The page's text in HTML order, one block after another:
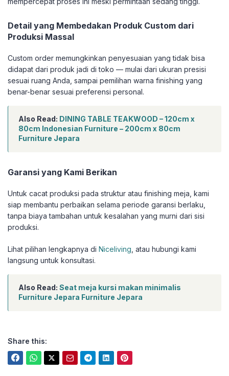
Detail yang Membedakan Produk Custom dari
Produksi Massal
Custom order memungkinkan penyesuaian yang tidak bisa
didapat dari produk jadi di toko — mulai dari ukuran presisi
sesuai ruang Anda, sampai pemilihan warna finishing yang
benar-benar sesuai preferensi personal.
Also Read: DINING TABLE TEAKWOOD – 120cm x
80cm Indonesian Furniture – 200cm x 80cm
Furniture Jepara
Garansi yang Kami Berikan
Untuk cacat produksi pada struktur atau finishing meja, kami
siap membantu perbaikan selama periode garansi berlaku,
tanpa biaya tambahan untuk kesalahan yang murni dari sisi
produksi.
Lihat pilihan lengkapnya di Niceliving , atau hubungi kami
langsung untuk konsultasi.
Also Read: Seat meja kursi makan minimalis
Furniture Jepara Furniture Jepara
Share this: